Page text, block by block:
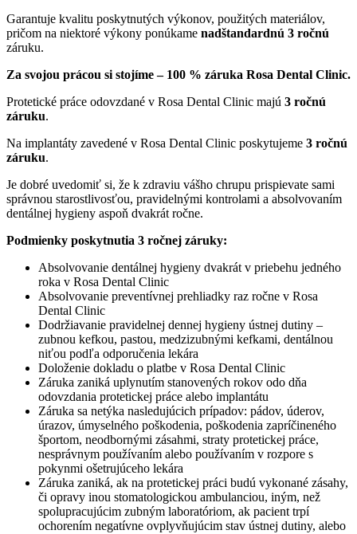
Garantuje kvalitu poskytnutých výkonov, použitých materiálov,
pričom na niektoré výkony ponúkame nadštandardnú 3 ročnú
záruku.
Za svojou prácou si stojíme – 100 % záruka Rosa Dental Clinic.
Protetické práce odovzdané v Rosa Dental Clinic majú 3 ročnú
záruku.
Na implantáty zavedené v Rosa Dental Clinic poskytujeme 3 ročnú
záruku.
Je dobré uvedomiť si, že k zdraviu vášho chrupu prispievate sami
správnou starostlivosťou, pravidelnými kontrolami a absolvovaním
dentálnej hygieny aspoň dvakrát ročne.
Podmienky poskytnutia 3 ročnej záruky:
Absolvovanie dentálnej hygieny dvakrát v priebehu jedného
roka v Rosa Dental Clinic
Absolvovanie preventívnej prehliadky raz ročne v Rosa
Dental Clinic
Dodržiavanie pravidelnej dennej hygieny ústnej dutiny –
zubnou kefkou, pastou, medzizubnými kefkami, dentálnou
niťou podľa odporučenia lekára
Doloženie dokladu o platbe v Rosa Dental Clinic
Záruka zaniká uplynutím stanovených rokov odo dňa
odovzdania protetickej práce alebo implantátu
Záruka sa netýka nasledujúcich prípadov: pádov, úderov,
úrazov, úmyselného poškodenia, poškodenia zapríčineného
športom, neodbornými zásahmi, straty protetickej práce,
nesprávnym používaním alebo používaním v rozpore s
pokynmi ošetrujúceho lekára
Záruka zaniká, ak na protetickej práci budú vykonané zásahy,
či opravy inou stomatologickou ambulanciou, iným, než
spolupracujúcim zubným laboratóriom, ak pacient trpí
ochorením negatívne ovplyvňujúcim stav ústnej dutiny, alebo